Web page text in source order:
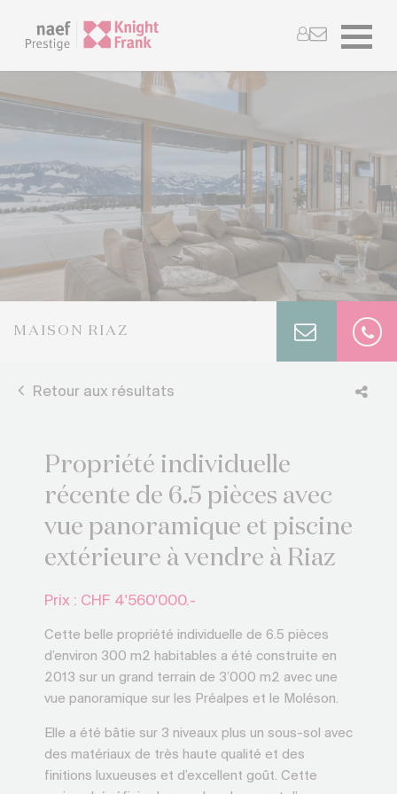
MAISON RIAZ
Retour aux résultats
Propriété individuelle
récente de 6.5 pièces avec
vue panoramique et piscine
extérieure à vendre à Riaz
Prix : CHF 4'560'000.-
Cette belle propriété individuelle de 6.5 pièces
d’environ 300 m2 habitables a été construite en
2013 sur un grand terrain de 3’000 m2 avec une
vue panoramique sur les Préalpes et le Moléson.
Elle a été bâtie sur 3 niveaux plus un sous-sol avec
des matériaux de très haute qualité et des
finitions luxueuses et d’excellent goût. Cette